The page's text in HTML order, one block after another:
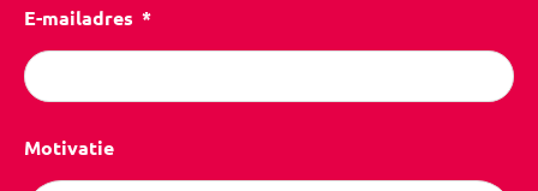
E-mailadres
Motivatie